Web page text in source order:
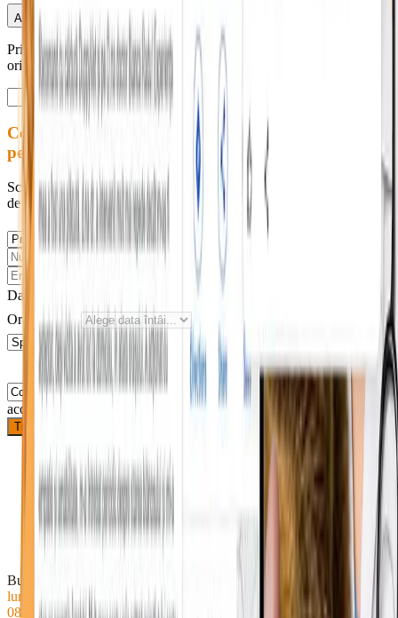
Abonează-te
Prin abonare accepți Termenii și Condițiile. Te poți dezabona
oricând.
Contactează-ne
pentru programări
Scrie-ne pentru programări, informații sau orice altă întrebare legată
de serviciile noastre. Răspundem rapid în timpul programului.
Data dorită
Ora preferată
Sunt de
acord cu prelucrarea datelor
Trimite solicitarea
Bulevardul Republicii 74, Roman 617246
luni
● Deschis acum
08–18